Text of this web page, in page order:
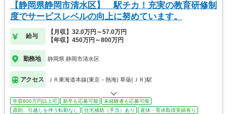
【静岡県静岡市清水区】 駅チカ！充実の教育研修制
度でサービスレベルの向上に努めています。
給与
【月収】32.0万円～57.0万円
【年収】450万円～800万円
勤務地 静岡県 静岡市清水区
アクセス ＪＲ東海道本線(東京－熱海) 草薙(ＪＲ)駅
年収800万円以上可 新卒も応募可能
未経験者も応募可能
原則、引越しを伴う転勤なし
住宅補助（手当）あり
産休・育休取得実績有り